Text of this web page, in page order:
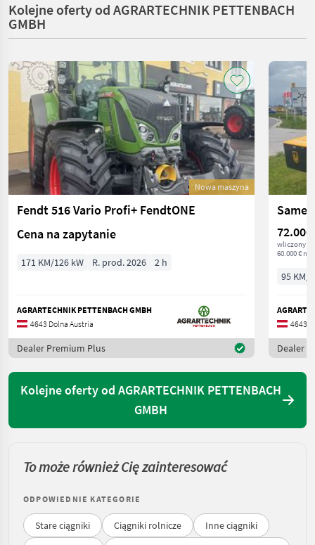
Kolejne oferty od AGRARTECHNIK PETTENBACH
GMBH
Nowa maszyna
Fendt 516 Vario Profi+ FendtONE
Cena na zapytanie
171 KM/126 kW R. prod. 2026 2 h
AGRARTECHNIK PETTENBACH GMBH
4643 Dolna Austria
Dealer Premium Plus
Same
72.000
wliczony
60.000 €
95 KM/
4643
Dealer
Kolejne oferty od AGRARTECHNIK PETTENBACH
GMBH
To może również Cię zainteresować
ODPOWIEDNIE KATEGORIE
Stare ciągniki Ciągniki rolnicze
Inne ciągniki